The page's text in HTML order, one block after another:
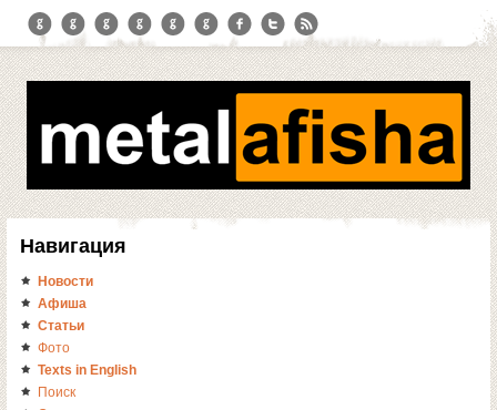
Навигация
Новости
Афиша
Статьи
Фото
Texts in English
Поиск